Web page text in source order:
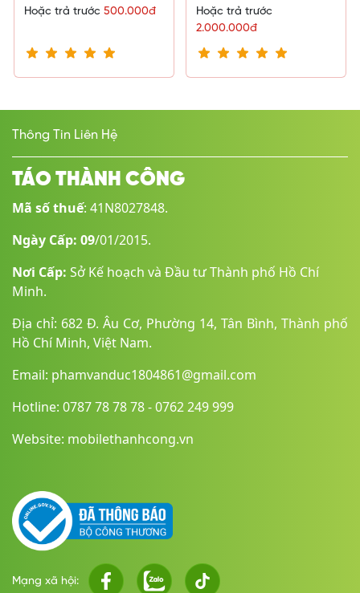
Hoặc trả trước 500.000đ
Hoặc trả trước
2.000.000đ
Thông Tin Liên Hệ
TÁO THÀNH CÔNG
Mã số thuế: 41N8027848.
Ngày Cấp: 09/01/2015.
Nơi Cấp: Sở Kế hoạch và Đầu tư Thành phố Hồ Chí
Minh.
Địa chỉ: 682 Đ. Âu Cơ, Phường 14, Tân Bình, Thành phố
Hồ Chí Minh, Việt Nam.
Email: phamvanduc1804861@gmail.com
Hotline: 0787 78 78 78 - 0762 249 999
Website: mobilethanhcong.vn
Mạng xã hội: